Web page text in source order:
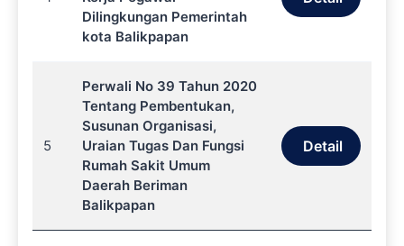
Dilingkungan Pemerintah
kota Balikpapan
5
Perwali No 39 Tahun 2020
Tentang Pembentukan,
Susunan Organisasi,
Uraian Tugas Dan Fungsi
Rumah Sakit Umum
Daerah Beriman
Balikpapan
Detail